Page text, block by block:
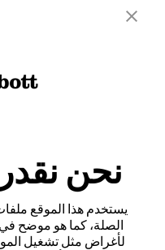
نحن
يستخدم هذا الموقع
الصلة، كما هو موضح
لأغراض مثل تشغيل